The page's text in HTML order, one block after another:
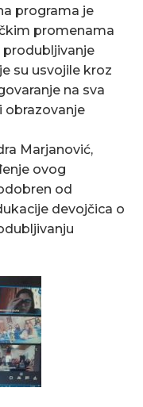
programa je
promenama
su usvojile kroz
na sva
obrazovanje
Marjanović,
ovog
od
devojčica o